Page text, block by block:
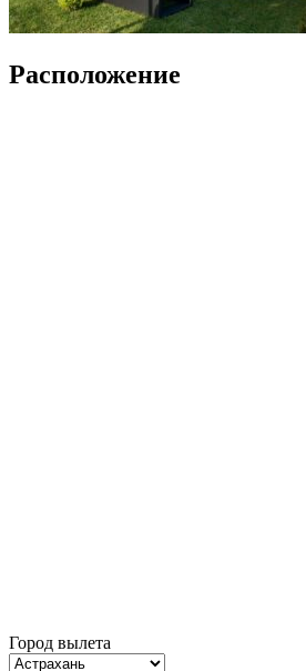
Расположение
Город вылета